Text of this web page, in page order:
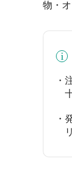
物・